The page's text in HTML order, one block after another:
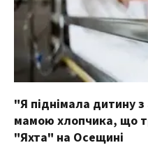
"Я піднімала дитину
мамою хлопчика, що
"Яхта" на Осещині